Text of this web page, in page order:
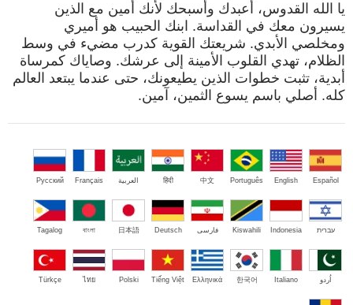
يا الله القدوس، أعبدك وأسبحك لأنك أمين مع الذين
يسيرون معك في القداسة. ابنك الحبيب هو أميري
ومخلصي الأبدي. شريعتك القوية كدرب مضيء في وسط
الظلام، تهدي القلوب الأمينة إلى عرشك. وصاياك كمرساة
أبدية، تثبت خطوات الذين يطيعونك، حتى عندما يبتعد العالم
كله. أصلي باسم يسوع الثمين، آمين.
Español
English
Português
中文
हिंदी العربية Français
Русский
עברית Indonesia
Kiswahili فارسی Deutsch
日本語
বাংলা
Tagalog
اُردو Italiano
한국어
Ελληνικά
Tiếng Việt
Polski
ไทย
Türkçe